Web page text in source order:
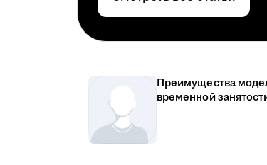
Преимущества
временной